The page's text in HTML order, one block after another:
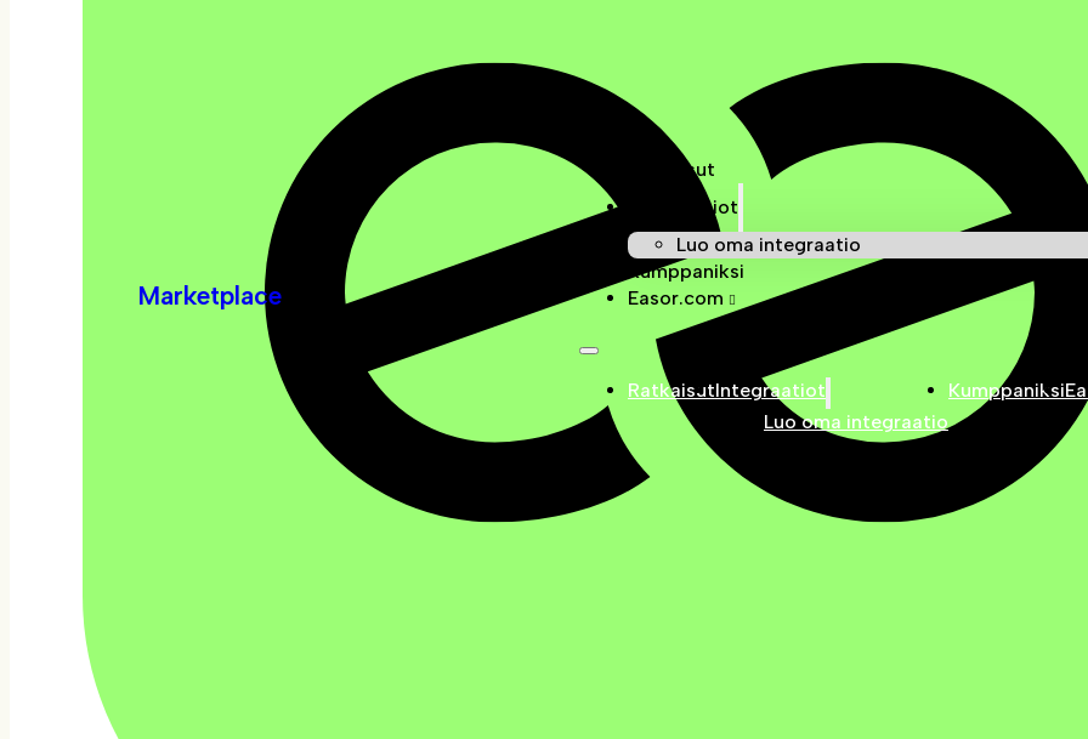
Marketplace
Ratkaisut
Integraatiot
Luo oma integraatio
Kumppaniksi
Easor.com
RatkaisutIntegraatiot
Luo oma integraatio
Kumppaniksi